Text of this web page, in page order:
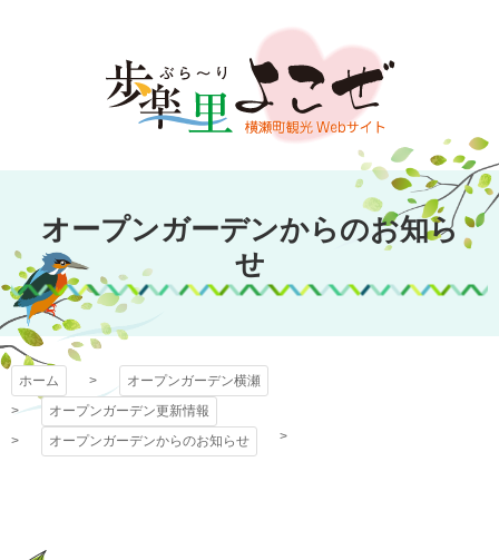
文
キ
プ
オープンガーデン
横瀬
オープンガーデンからのお知ら
せ
ホーム
オープンガーデン横瀬
オープンガーデン更新情報
オープンガーデンからのお知らせ